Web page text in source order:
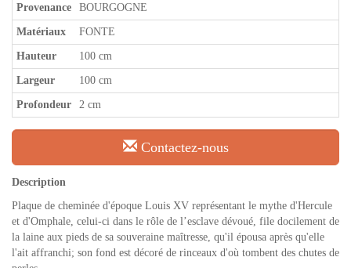
Provenance BOURGOGNE
Matériaux FONTE
Hauteur 100 cm
Largeur 100 cm
Profondeur 2 cm
Contactez-nous
Description
Plaque de cheminée d'époque Louis XV représentant le mythe d'Hercule
et d'Omphale, celui-ci dans le rôle de l’esclave dévoué, file docilement de
la laine aux pieds de sa souveraine maîtresse, qu'il épousa après qu'elle
l'ait affranchi; son fond est décoré de rinceaux d'où tombent des chutes de